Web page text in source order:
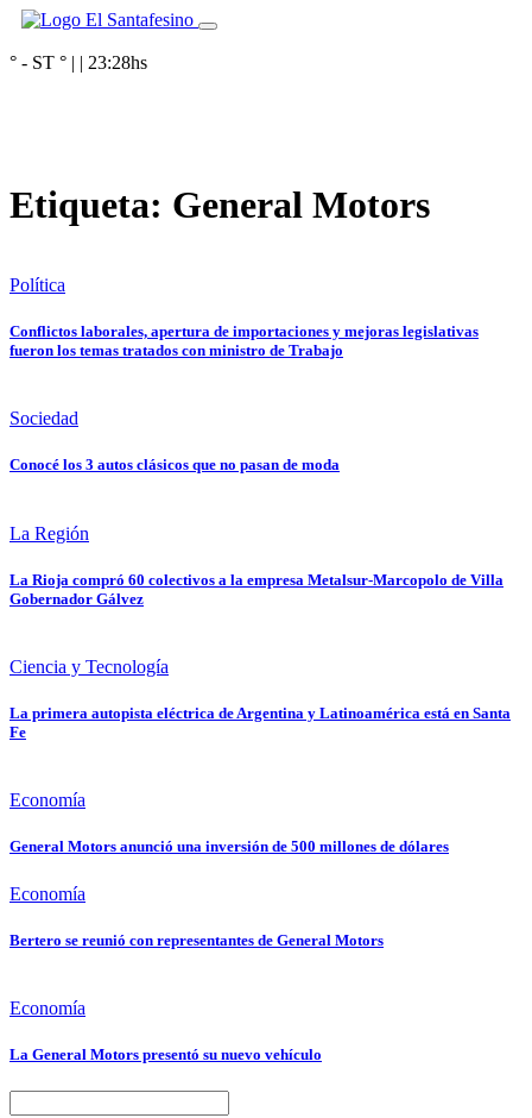
° - ST ° | | 23:28hs
Etiqueta: General Motors
Política
Conflictos laborales, apertura de importaciones y mejoras legislativas
fueron los temas tratados con ministro de Trabajo
Sociedad
Conocé los 3 autos clásicos que no pasan de moda
La Región
La Rioja compró 60 colectivos a la empresa Metalsur-Marcopolo de Villa
Gobernador Gálvez
Ciencia y Tecnología
La primera autopista eléctrica de Argentina y Latinoamérica está en Santa
Fe
Economía
General Motors anunció una inversión de 500 millones de dólares
Economía
Bertero se reunió con representantes de General Motors
Economía
La General Motors presentó su nuevo vehículo